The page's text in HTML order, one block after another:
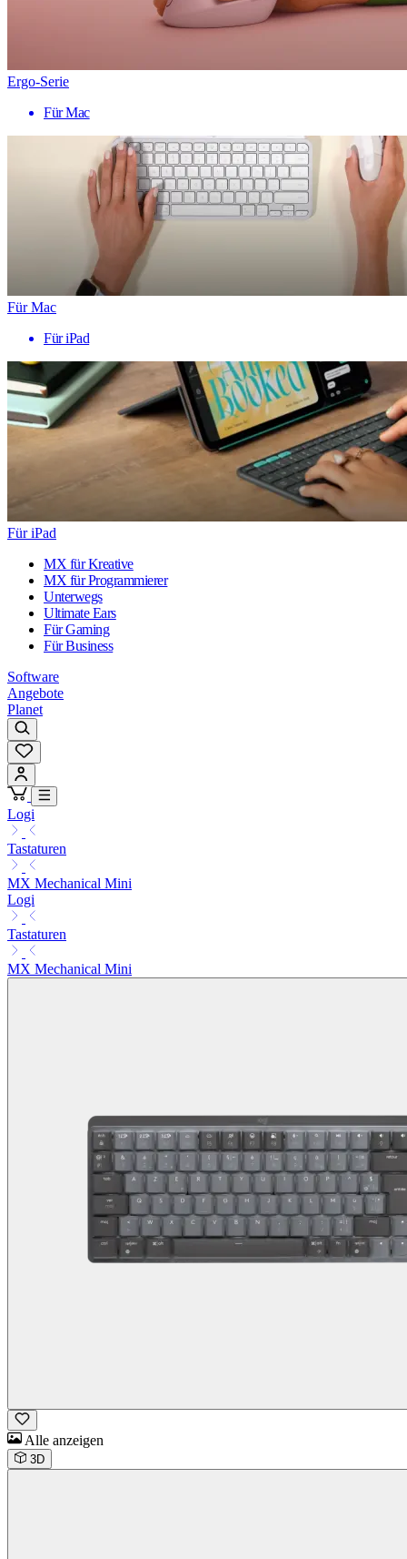
Ergo-Serie
Für Mac
Für Mac
Für iPad
Für iPad
MX für Kreative
MX für Programmierer
Unterwegs
Ultimate Ears
Für Gaming
Für Business
Software
Angebote
Planet
Logi
Tastaturen
MX Mechanical Mini
Logi
Tastaturen
MX Mechanical Mini
Alle anzeigen
3D